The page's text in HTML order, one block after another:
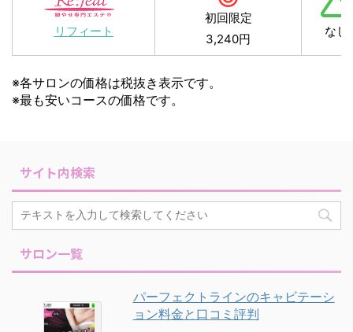
リフィート
初回限定
3,240円
なし
※各サロンの価格は税抜き表示です。
※最も安いコースの価格です。
サイト内検索
サロン一覧
パーフェクトラインのキャビテーシ
ョン料金と口コミ評判